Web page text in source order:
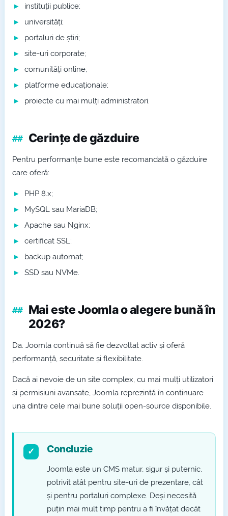
instituții publice;
universități;
portaluri de știri;
site-uri corporate;
comunități online;
platforme educaționale;
proiecte cu mai mulți administratori.
Cerințe de găzduire
Pentru performanțe bune este recomandată o găzduire
care oferă:
PHP 8.x;
MySQL sau MariaDB;
Apache sau Nginx;
certificat SSL;
backup automat;
SSD sau NVMe.
Mai este Joomla o alegere bună în
2026?
Da. Joomla continuă să fie dezvoltat activ și oferă
performanță, securitate și flexibilitate.
Dacă ai nevoie de un site complex, cu mai mulți utilizatori
și permisiuni avansate, Joomla reprezintă în continuare
una dintre cele mai bune soluții open-source disponibile.
Concluzie
Joomla este un CMS matur, sigur și puternic,
potrivit atât pentru site-uri de prezentare, cât
și pentru portaluri complexe. Deși necesită
puțin mai mult timp pentru a fi învățat decât